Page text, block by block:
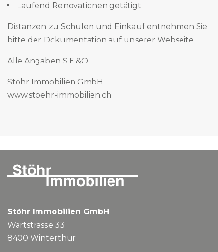
Laufend Renovationen getätigt
Distanzen zu Schulen und Einkauf entnehmen Sie
bitte der Dokumentation auf unserer Webseite.
Alle Angaben S.E.&O.
Stöhr Immobilien GmbH
www.stoehr-immobilien.ch
Stöhr Immobilien GmbH
Wartstrasse 33
8400Winterthur